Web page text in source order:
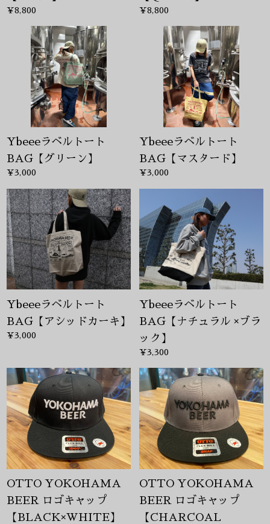
¥8,800 ¥8,800
Ybeeeラベルトート
BAG【グリーン】
¥3,000
Ybeeeラベルトート
BAG【マスタード】
¥3,000
Ybeeeラベルトート
BAG【アシッドカーキ】
¥3,000
Ybeeeラベルトート
BAG【ナチュラル ×ブラ
ック】
¥3,300
OTTO YOKOHAMA
BEER ロゴキャップ
【BLACK×WHITE】
OTTO YOKOHAMA
BEER ロゴキャップ
【CHARCOAL